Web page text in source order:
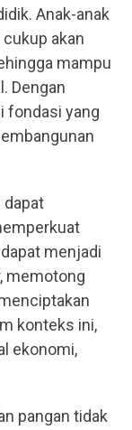
Anak-anak
akan
mampu
Dengan
fondasi yang
dapat
menjadi
memotong
konteks ini,
ekonomi,
pangan tidak